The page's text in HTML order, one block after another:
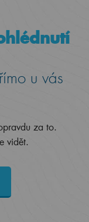
u vás
za to.
vidět.